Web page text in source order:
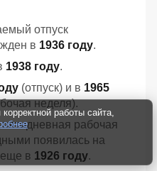
отпуск
в 1936 году.
1938 году.
(отпуск) и в 1965
неделя).
рабочая
появилась на
в 1926 году.
работы сайта,